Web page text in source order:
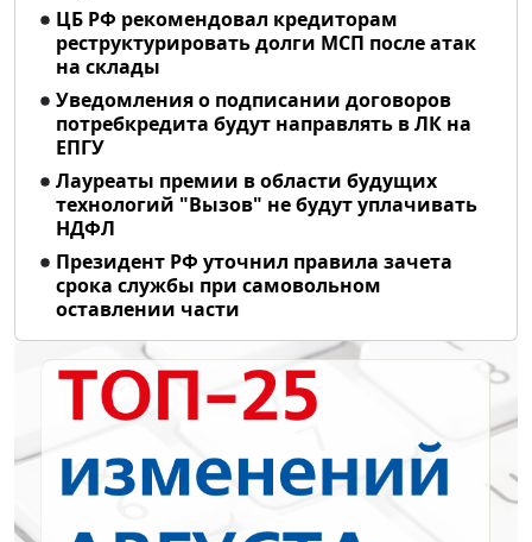
ЦБ РФ рекомендовал кредиторам
реструктурировать долги МСП после атак
на склады
Уведомления о подписании договоров
потребкредита будут направлять в ЛК на
ЕПГУ
Лауреаты премии в области будущих
технологий "Вызов" не будут уплачивать
НДФЛ
Президент РФ уточнил правила зачета
срока службы при самовольном
оставлении части